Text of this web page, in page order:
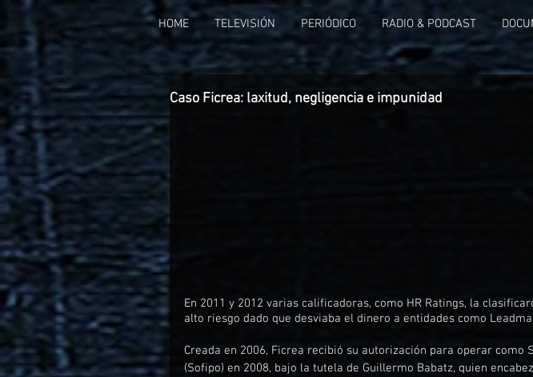
HOME TELEVISIÓN PERIÓDICO RADIO & PODCAST
Caso Ficrea: laxitud, negligencia e impunidad
En 2011 y 2012 varias calificadoras, como HR Ratings, la
alto riesgo dado que desviaba el dinero a entidades como
Creada en 2006, Ficrea recibió su autorización para operar como
(Sofipo) en 2008, bajo la tutela de Guillermo Babatz, quien